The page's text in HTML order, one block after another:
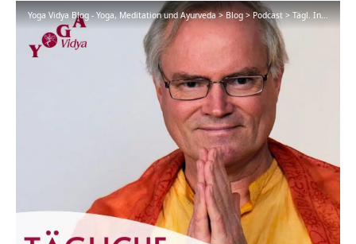
Yoga Vidya Blog - Yoga, Meditation und Ayurveda>Blog>Podcast>Tägl. Inspiration